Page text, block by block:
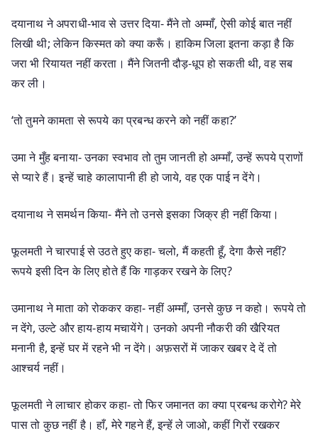
दयानाथ ने अपराधी-भाव से उत्तर दिया- मैंने तो अम्माँ, ऐसी कोई बात नहीं
लिखी थी; लेकिन किस्मत को क्या करूँ। हाकिम जिला इतना कड़ा है कि
जरा भी रियायत नहीं करता। मैंने जितनी दौड़-धूप हो सकती थी, वह सब
कर ली।
‘तो तुमने कामता से रूपये का प्रबन्ध करने को नहीं कहा?’
उमा ने मुँह बनाया- उनका स्वभाव तो तुम जानती हो अम्माँ, उन्हें रूपये प्राणों
से प्यारे हैं। इन्हें चाहे कालापानी ही हो जाये, वह एक पाई न देंगे।
दयानाथ ने समर्थन किया- मैंने तो उनसे इसका जिक्र ही नहीं किया।
फूलमती ने चारपाई से उठते हुए कहा- चलो, मैं कहती हूँ, देगा कैसे नहीं?
रूपये इसी दिन के लिए होते हैं कि गाड़कर रखने के लिए?
उमानाथ ने माता को रोककर कहा- नहीं अम्माँ, उनसे कुछ न कहो। रूपये तो
न देंगे, उल्टे और हाय-हाय मचायेंगे। उनको अपनी नौकरी की खैरियत
मनानी है, इन्हें घर में रहने भी न देंगे। अफ़सरों में जाकर खबर दे दें तो
आश्चर्य नहीं।
फूलमती ने लाचार होकर कहा- तो फिर जमानत का क्या प्रबन्ध करोगे? मेरे
पास तो कुछ नहीं है। हाँ, मेरे गहने हैं, इन्हें ले जाओ, कहीं गिरों रखकर